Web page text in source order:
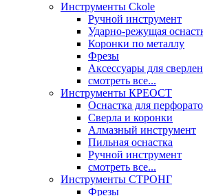
Инструменты Ckole
Ручной инструмент
Ударно‑режущая
Коронки по металлу
Фрезы
Аксессуары для
смотреть все...
Инструменты КРЕОСТ
Оснастка для
Сверла и коронки
Алмазный инструмент
Пильная оснастка
Ручной инструмент
смотреть все...
Инструменты СТРОНГ
Фрезы